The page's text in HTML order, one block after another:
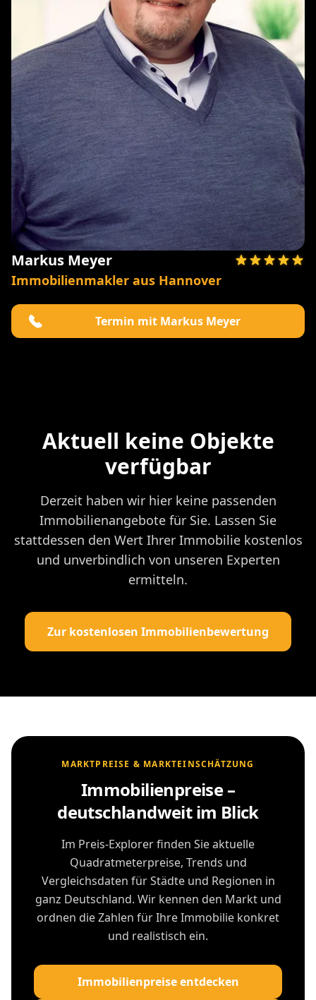
Markus Meyer
Immobilienmakler aus Hannover
Termin mit Markus Meyer
Aktuell keine Objekte
verfügbar
Derzeit haben wir hier keine passenden
Immobilienangebote für Sie. Lassen Sie
stattdessen den Wert Ihrer Immobilie kostenlos
und unverbindlich von unseren Experten
ermitteln.
Zur kostenlosen Immobilienbewertung
MARKTPREISE & MARKTEINSCHÄTZUNG
Immobilienpreise –
deutschlandweit im Blick
Im Preis-Explorer finden Sie aktuelle
Quadratmeterpreise, Trends und
Vergleichsdaten für Städte und Regionen in
ganz Deutschland. Wir kennen den Markt und
ordnen die Zahlen für Ihre Immobilie konkret
und realistisch ein.
Immobilienpreise entdecken